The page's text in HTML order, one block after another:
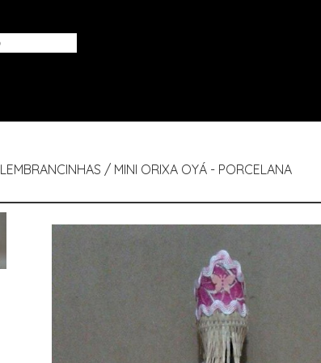
LEMBRANCINHAS / MINI ORIXA OYÁ - PORCELANA